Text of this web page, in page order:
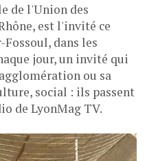
de l'Union des
est l'invité ce
dans les
jour, un invité qui
ou sa
social : ils passent
de LyonMag TV.